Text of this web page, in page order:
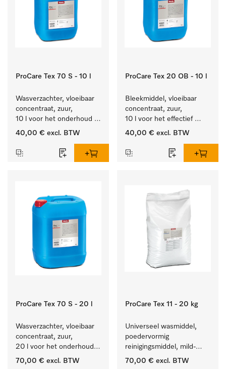
ProCare Tex 70 S - 10 l
Wasverzachter, vloeibaar
concentraat, zuur,
10 l voor het onderhoud
van vezels zodat het
40,00 € excl. BTW
ProCare Tex 20 OB - 10 l
Bleekmiddel, vloeibaar
concentraat, zuur,
10 l voor het effectief
verwijderen van
40,00 € excl. BTW
ProCare Tex 70 S - 20 l
Wasverzachter, vloeibaar
concentraat, zuur,
20 l voor het onderhoud
van vezels zodat het
70,00 € excl. BTW
ProCare Tex 11 - 20 kg
Universeel wasmiddel,
poedervormig
reinigingsmiddel, mild-
alkalisch, 20 kg voor het
70,00 € excl. BTW